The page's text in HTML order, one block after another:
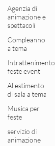
Agenzia di
animazione e
spettacoli
Compleanno
a tema
Intrattenimento
feste eventi
Allestimento
di sala a tema
Musica per
feste
servizio di
animazione